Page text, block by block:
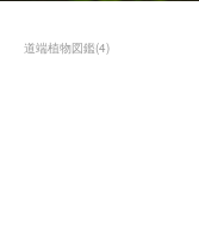
道端植物図鑑(4)